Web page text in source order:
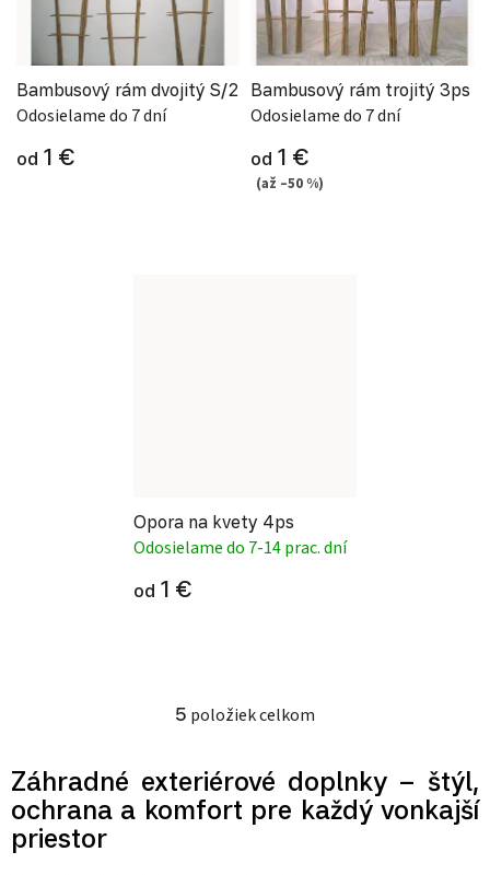
Bambusový rám dvojitý S/2
Odosielame do 7 dní
od 1 €
Bambusový rám trojitý 3ps
Odosielame do 7 dní
od 1 €
(až –50 %)
Opora na kvety 4ps
Odosielame do 7-14 prac. dní
od 1 €
Ovládacie prvky výpisu
5 položiek celkom
Záhradné exteriérové doplnky – štýl,
ochrana a komfort pre každý vonkajší
priestor